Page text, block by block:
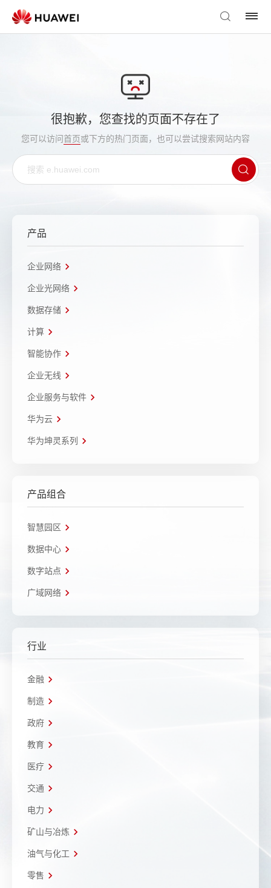
很抱歉，您查找的页面不存在了
您可以访问首页或下方的热门页面，也可以尝试搜索网站内容
产品
企业网络
企业光网络
数据存储
计算
智能协作
企业无线
企业服务与软件
华为云
华为坤灵系列
产品组合
智慧园区
数据中心
数字站点
广域网络
行业
金融
制造
政府
教育
医疗
交通
电力
矿山与冶炼
油气与化工
零售